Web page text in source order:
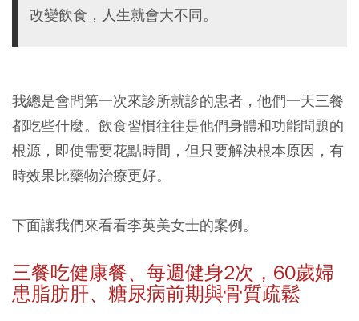
改變飲食，人生就會大不同。
我總是會問第一次來診所就診的患者，他們一天三餐
都吃些什麼。飲食習慣往往是他們身體和功能問題的
根源，即使需要花點時間，但只要解決根本原因，有
時效果比藥物治療更好。
下面讓我們來看看李英美女士的案例。
三餐吃健康餐、每週健身2次，60歲婦
患脂肪肝、糖尿病前期與骨質疏鬆